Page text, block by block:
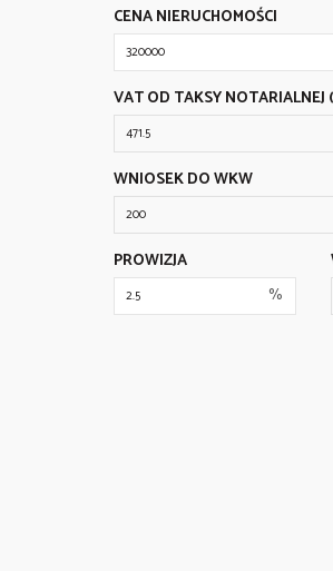
CENA NIERUCHOMOŚCI
VAT OD TAKSY
WNIOSEK DO WKW
PROWIZJA
%